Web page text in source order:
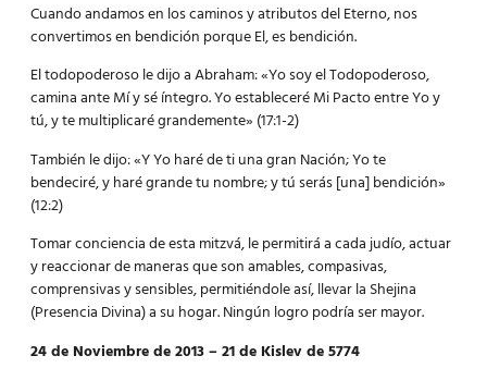
Cuando andamos en los caminos y atributos del Eterno, nos
convertimos en bendición porque El, es bendición.
El todopoderoso le dijo a Abraham: «Yo soy el Todopoderoso,
camina ante Mí y sé íntegro. Yo estableceré Mi Pacto entre Yo y
tú, y te multiplicaré grandemente» (17:1-2)
También le dijo: «Y Yo haré de ti una gran Nación; Yo te
bendeciré, y haré grande tu nombre; y tú serás [una] bendición»
(12:2)
Tomar conciencia de esta mitzvá, le permitirá a cada judío, actuar
y reaccionar de maneras que son amables, compasivas,
comprensivas y sensibles, permitiéndole así, llevar la Shejina
(Presencia Divina) a su hogar. Ningún logro podría ser mayor.
24 de Noviembre de 2013 – 21 de Kislev de 5774